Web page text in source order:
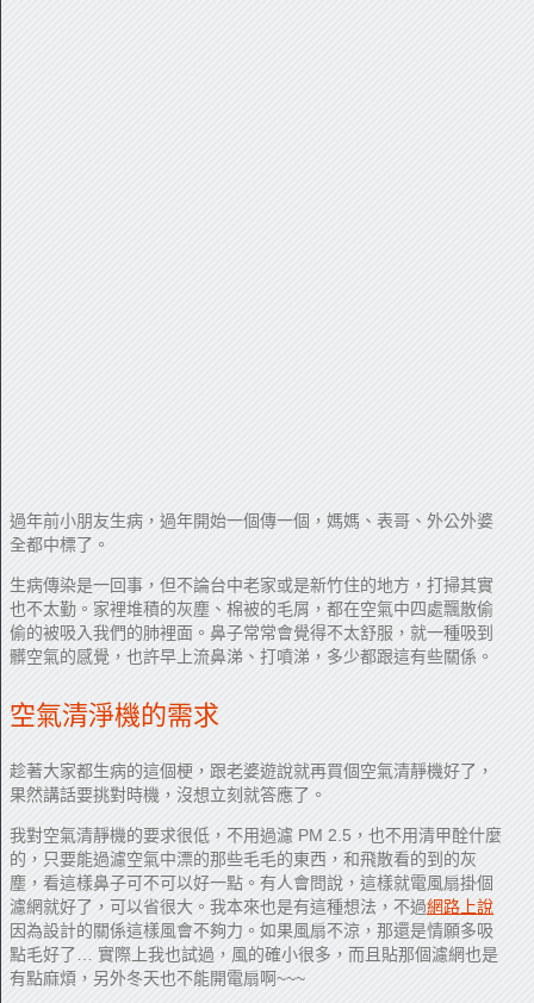
過年前小朋友生病，過年開始一個傳一個，媽媽、表哥、外公外婆
全都中標了。
生病傳染是一回事，但不論台中老家或是新竹住的地方，打掃其實
也不太勤。家裡堆積的灰塵、棉被的毛屑，都在空氣中四處飄散偷
偷的被吸入我們的肺裡面。鼻子常常會覺得不太舒服，就一種吸到
髒空氣的感覺，也許早上流鼻涕、打噴涕，多少都跟這有些關係。
空氣清淨機的需求
趁著大家都生病的這個梗，跟老婆遊說就再買個空氣清靜機好了，
果然講話要挑對時機，沒想立刻就答應了。
我對空氣清靜機的要求很低，不用過濾 PM 2.5，也不用清甲酫什麼
的，只要能過濾空氣中漂的那些毛毛的東西，和飛散看的到的灰
塵，看這樣鼻子可不可以好一點。有人會問說，這樣就電風扇掛個
濾網就好了，可以省很大。我本來也是有這種想法，不過網路上說
因為設計的關係這樣風會不夠力。如果風扇不涼，那還是情願多吸
點毛好了… 實際上我也試過，風的確小很多，而且貼那個濾網也是
有點麻煩，另外冬天也不能開電扇啊~~~